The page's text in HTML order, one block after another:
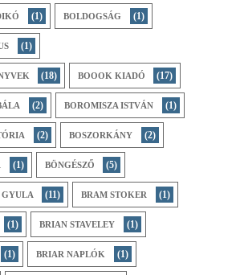
(1) BOLDOGSÁG (1)
(1)
(18) BOOOK KIADÓ (17)
(2) BOROMISZA ISTVÁN (1)
(2) BOSZORKÁNY (2)
(1) BÖNGÉSZŐ (5)
GYULA (11) BRAM STOKER (1)
(1) BRIAN STAVELEY (1)
(1) BRIAR NAPLÓK (1)